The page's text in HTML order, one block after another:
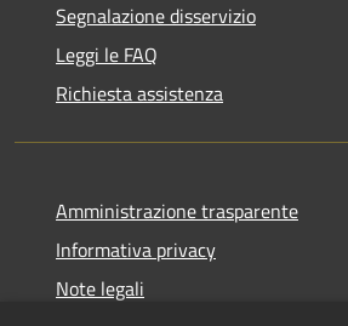
Segnalazione disservizio
Leggi le FAQ
Richiesta assistenza
Amministrazione trasparente
Informativa privacy
Note legali